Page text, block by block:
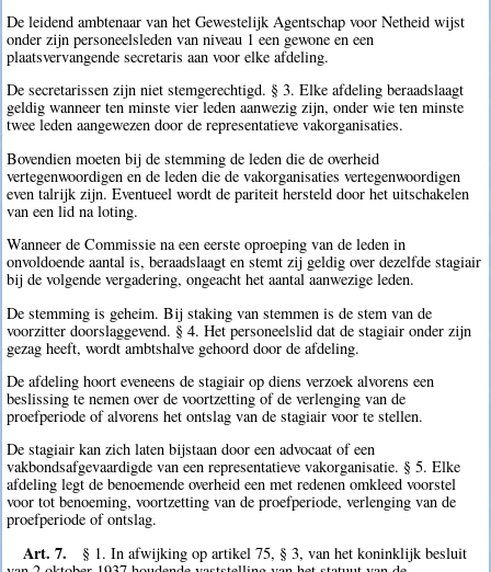
De leidend ambtenaar van het Gewestelijk Agentschap voor Netheid wijst
onder zijn personeelsleden van niveau 1 een gewone en een
plaatsvervangende secretaris aan voor elke afdeling.
De secretarissen zijn niet stemgerechtigd. § 3. Elke afdeling beraadslaagt
geldig wanneer ten minste vier leden aanwezig zijn, onder wie ten minste
twee leden aangewezen door de representatieve vakorganisaties.
Bovendien moeten bij de stemming de leden die de overheid
vertegenwoordigen en de leden die de vakorganisaties vertegenwoordigen
even talrijk zijn. Eventueel wordt de pariteit hersteld door het uitschakelen
van een lid na loting.
Wanneer de Commissie na een eerste oproeping van de leden in
onvoldoende aantal is, beraadslaagt en stemt zij geldig over dezelfde stagiair
bij de volgende vergadering, ongeacht het aantal aanwezige leden.
De stemming is geheim. Bij staking van stemmen is de stem van de
voorzitter doorslaggevend. § 4. Het personeelslid dat de stagiair onder zijn
gezag heeft, wordt ambtshalve gehoord door de afdeling.
De afdeling hoort eveneens de stagiair op diens verzoek alvorens een
beslissing te nemen over de voortzetting of de verlenging van de
proefperiode of alvorens het ontslag van de stagiair voor te stellen.
De stagiair kan zich laten bijstaan door een advocaat of een
vakbondsafgevaardigde van een representatieve vakorganisatie. § 5. Elke
afdeling legt de benoemende overheid een met redenen omkleed voorstel
voor tot benoeming, voortzetting van de proefperiode, verlenging van de
proefperiode of ontslag.
Art. 7.
§ 1. In afwijking op artikel 75, § 3, van het koninklijk besluit